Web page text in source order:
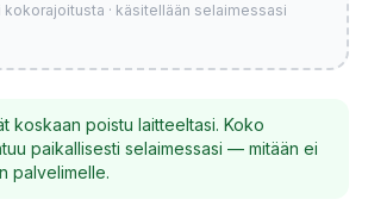
kokorajoitusta · käsitellään selaimessasi
koskaan poistu laitteeltasi. Koko
paikallisesti selaimessasi — mitään ei
palvelimelle.